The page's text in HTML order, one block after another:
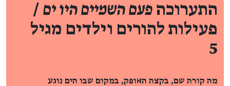
התערוכה פעם השמיים היו ים /
פעילות להורים וילדים מגיל
5
מה קורה שם, בקצה האופק, במקום שבו הים נוגע